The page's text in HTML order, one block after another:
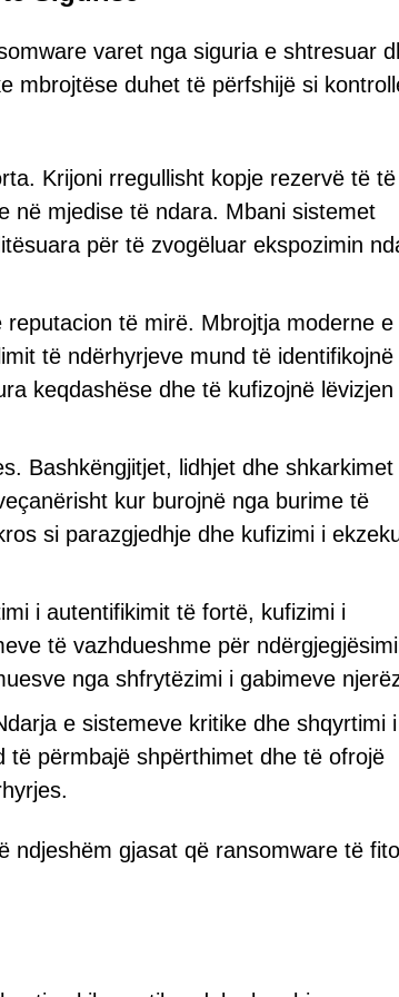
varet nga siguria e shtresuar
mbrojtëse duhet të përfshijë si
Krijoni rregullisht kopje rezervë të të
në mjedise të ndara. Mbani sistemet
për të zvogëluar ekspozimin
të mirë. Mbrojtja moderne e
të ndërhyrjeve mund të identifikojnë
keqdashëse dhe të kufizojnë lëvizjen
Bashkëngjitjet, lidhjet dhe shkarkimet
kur burojnë nga burime të
si parazgjedhje dhe kufizimi i
i autentifikimit të fortë, kufizimi i
të vazhdueshme për
nga shfrytëzimi i gabimeve
e sistemeve kritike dhe shqyrtimi i
të përmbajë shpërthimet dhe të ofrojë
ndjeshëm gjasat që ransomware të